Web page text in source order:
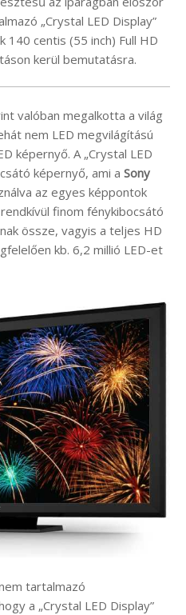
„Crystal LED Display”
centis (55 inch) Full HD
kerül bemutatásra.
valóban megalkotta a világ
nem LED megvilágítású
képernyő. A „Crystal LED
képernyő, ami a Sony
az egyes képpontok
finom fénykibocsátó
össze, vagyis a teljes HD
kb. 6,2 millió LED-et
tartalmazó
a „Crystal LED Display”